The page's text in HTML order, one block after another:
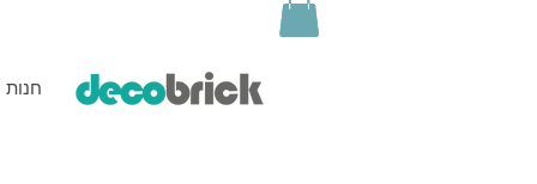
חנות